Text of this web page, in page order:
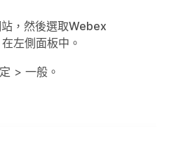
，然後選取Webex
在左側面板中。
> 一般 。